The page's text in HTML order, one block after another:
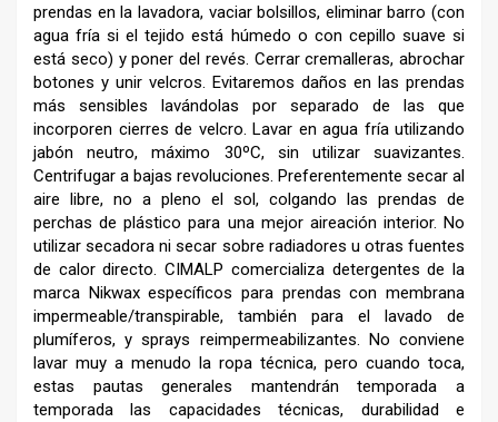
prendas en la lavadora, vaciar bolsillos, eliminar barro (con
agua fría si el tejido está húmedo o con cepillo suave si
está seco) y poner del revés. Cerrar cremalleras, abrochar
botones y unir velcros. Evitaremos daños en las prendas
más sensibles lavándolas por separado de las que
incorporen cierres de velcro. Lavar en agua fría utilizando
jabón neutro, máximo 30ºC, sin utilizar suavizantes.
Centrifugar a bajas revoluciones. Preferentemente secar al
aire libre, no a pleno el sol, colgando las prendas de
perchas de plástico para una mejor aireación interior. No
utilizar secadora ni secar sobre radiadores u otras fuentes
de calor directo. CIMALP comercializa detergentes de la
marca Nikwax específicos para prendas con membrana
impermeable/transpirable, también para el lavado de
plumíferos, y sprays reimpermeabilizantes. No conviene
lavar muy a menudo la ropa técnica, pero cuando toca,
estas pautas generales mantendrán temporada a
temporada las capacidades técnicas, durabilidad e